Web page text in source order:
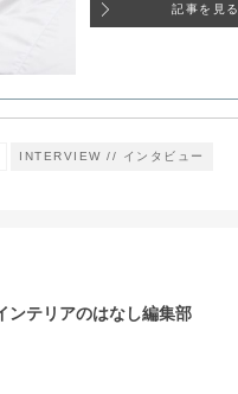
記事を見る
INTERVIEW // インタビュー
ンテリアのはなし編集部